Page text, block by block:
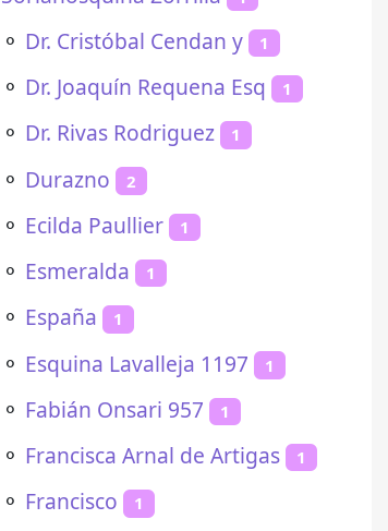
⚬ Dr. Cristóbal Cendan y 1
⚬ Dr. Joaquín Requena Esq 1
⚬ Dr. Rivas Rodriguez 1
⚬ Durazno 2
⚬ Ecilda Paullier 1
⚬ Esmeralda 1
⚬ España 1
⚬ Esquina Lavalleja 1197 1
⚬ Fabián Onsari 957 1
⚬ Francisca Arnal de Artigas 1
⚬ Francisco 1